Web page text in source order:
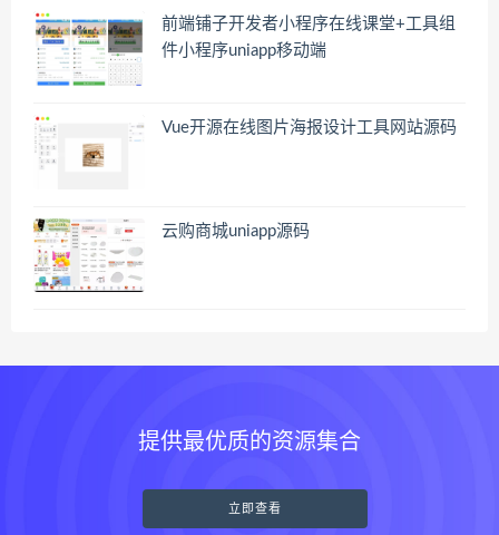
前端铺子开发者小程序在线课堂+工具组
件小程序uniapp移动端
Vue开源在线图片海报设计工具网站源码
云购商城uniapp源码
提供最优质的资源集合
立即查看